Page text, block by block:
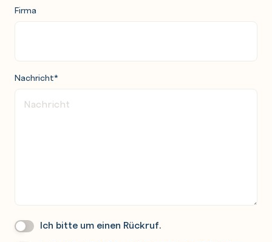
Firma
Nachricht*
Wir
Ich bitte um einen Rückruf.